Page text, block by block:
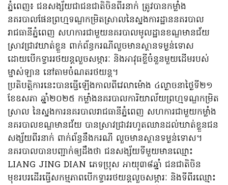
ភ្នំពេញ៖ ជនសង្ស័យជាជនជាតិចិនពីរនាក់ ត្រូវបានកម្លាំង
នគរបាលផែនព្រហ្មទណ្ឌកម្រិតស្រាលនៃស្នងការដ្ឋាននគរបាល
រាជធានីភ្នំពេញ សហការជាមួយនគរបាលមូលដ្ឋានខណ្ឌមានជ័យ
ស្រាវជ្រាវឃាត់ខ្លួន ពាក់ព័ន្ធករណីលួចមានស្ថានទម្ងន់ទោស
ដោយបើកទ្វាររថយន្តលួចសម្ភារៈ និងអាវុធខ្លីចំនួនមួយដើមរបស់
ម្ចាស់ឡាន នៅតាមចំណតរថយន្ត។
ប្រតិបត្តិការនេះបានធ្វើឡើងកាលពីវេលាម៉ោង ៤ល្ងាចនាថ្ងៃទី២១
ខែឧសភា ឆ្នាំ២០២៥ កម្លាំងនគរបាលការិយាល័យព្រហ្មទណ្ឌកម្រិត
ស្រាល នៃស្នងការនគរបាលរាជធានីភ្នំពេញ សហការជាមួយកម្លាំង
នគរបាលខណ្ឌមានជ័យ បានស្រាវជ្រាវរហូតឈានដល់ឃាត់ខ្លួនជន
សង្ស័យពីរនាក់ ពាក់ព័ន្ធនឹងករណី លួចមានស្ថានទម្ងន់ទោស។
នគរបាលបានបញ្ជាក់ឲ្យដឹងថា ជនសង្ស័យទីមួយមានឈ្មោះ
LIANG JING DIAN ភេទប្រុស អាយុ៣៨ឆ្នាំ ជនជាតិចិន​
មុខរបរដើរធ្វើសកម្មភាពបើកទ្វាររថយន្តលួចសម្ភារៈ និងទីពីរឈ្មោះ